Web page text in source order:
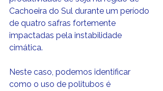
Cachoeira do Sul durante um período
de quatro safras fortemente
impactadas pela instabilidade
cimática.
Neste caso, podemos identificar
como o uso de politubos é